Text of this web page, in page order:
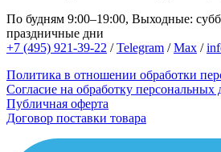
По будням 9:00–19:00, Выходные:
праздничные дни
+7 (495) 921-39-22 /Telegram /Max /
Политика в отношении обработки
Согласие на обработку персональных
Публичная оферта
Договор поставки товара